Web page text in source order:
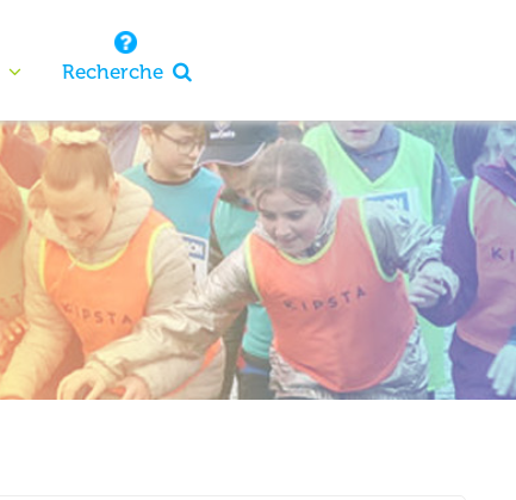
Recherche